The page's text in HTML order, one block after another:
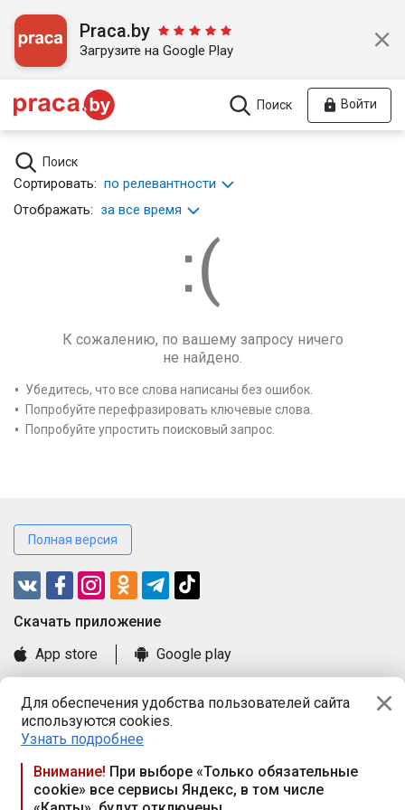
Для обеспечения удобства пользователей сайта
используются cookies.
Узнать подробнее
Внимание! При выборе «Только обязательные
cookie» все сервисы Яндекс, в том числе
Praca.by
Загрузите на Google Play
Поиск Войти
Поиск
Сортировать: по релевантности
Отображать: за все время
К сожалению, по вашему запросу ничего
не найдено.
Убедитесь, что все слова написаны без ошибок.
Попробуйте перефразировать ключевые слова.
Попробуйте упростить поисковый запрос.
Полная версия
Cкачать приложение
App store
Google play
Книга замечаний и предложений
Правила и документы
Praca.by © 2000—2026, ООО «ПРАЦА БАЙ»
Республика Беларусь, 220114, г. Минск, пр-т Независимости
117а, пом. № 9.